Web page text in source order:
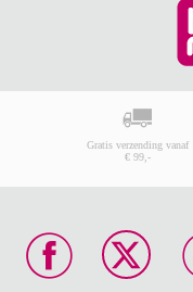
Gratis verzending vanaf
€ 99,-